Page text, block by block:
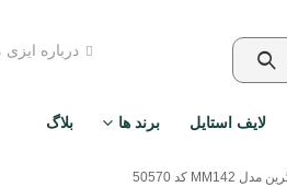
درباره
لایف استایل برند ها بلاگ